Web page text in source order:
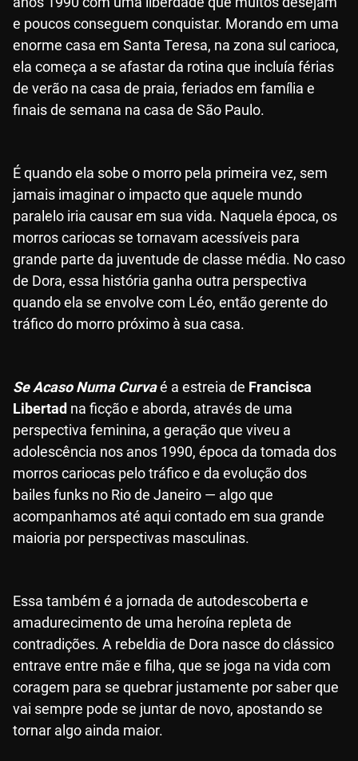
e poucos conseguem conquistar. Morando em uma
enorme casa em Santa Teresa, na zona sul carioca,
ela começa a se afastar da rotina que incluía férias
de verão na casa de praia, feriados em família e
finais de semana na casa de São Paulo.
É quando ela sobe o morro pela primeira vez, sem
jamais imaginar o impacto que aquele mundo
paralelo iria causar em sua vida. Naquela época, os
morros cariocas se tornavam acessíveis para
grande parte da juventude de classe média. No caso
de Dora, essa história ganha outra perspectiva
quando ela se envolve com Léo, então gerente do
tráfico do morro próximo à sua casa.
Se Acaso Numa Curvaé a estreia de Francisca
Libertad na ficção e aborda, através de uma
perspectiva feminina, a geração que viveu a
adolescência nos anos 1990, época da tomada dos
morros cariocas pelo tráfico e da evolução dos
bailes funks no Rio de Janeiro — algo que
acompanhamos até aqui contado em sua grande
maioria por perspectivas masculinas.
Essa também é a jornada de autodescoberta e
amadurecimento de uma heroína repleta de
contradições. A rebeldia de Dora nasce do clássico
entrave entre mãe e filha, que se joga na vida com
coragem para se quebrar justamente por saber que
vai sempre pode se juntar de novo, apostando se
tornar algo ainda maior.